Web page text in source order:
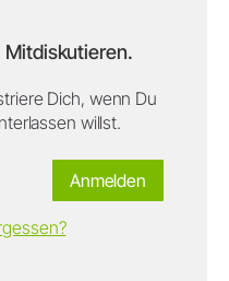
Mitdiskutieren.
Dich, wenn Du
willst.
Anmelden